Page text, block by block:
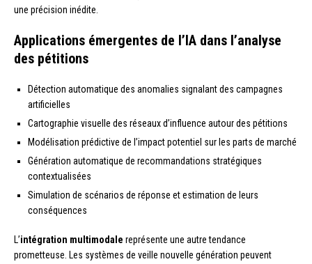
une précision inédite.
Applications émergentes de l’IA dans l’analyse
des pétitions
Détection automatique des anomalies signalant des campagnes
artificielles
Cartographie visuelle des réseaux d’influence autour des pétitions
Modélisation prédictive de l’impact potentiel sur les parts de marché
Génération automatique de recommandations stratégiques
contextualisées
Simulation de scénarios de réponse et estimation de leurs
conséquences
L’intégration multimodale représente une autre tendance
prometteuse. Les systèmes de veille nouvelle génération peuvent